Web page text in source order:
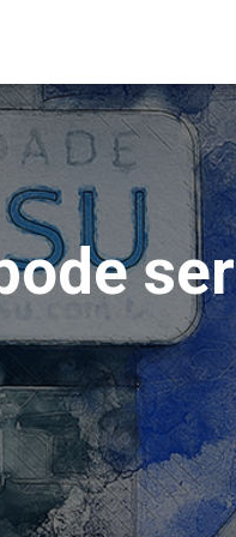
ser